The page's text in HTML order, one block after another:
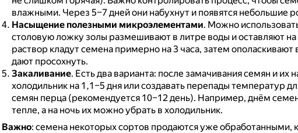
влажными. Через 5–7 дней они набухнут и появятся небольшие
Насыщение полезными микроэлементами. Можно
столовую ложку золы размешивают в литре воды и оставляют на
раствор кладут семена примерно на 3 часа, затем ополаскивают
дают просохнуть.
Закаливание. Есть два варианта: после замачивания семян и их
холодильник на 1,1–5 дня или создавать перепады температур
семян перца (рекомендуется 10–12 день). Например, днём
тепле, а на ночь их можно убрать в холодильник.
Важно: семена некоторых сортов продаются уже обработанными,